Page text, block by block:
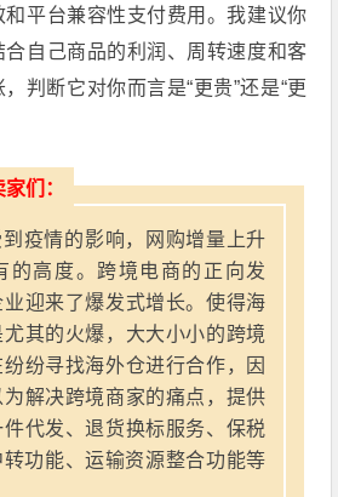
平台兼容性支付费用。我建议你
自己商品的利润、周转速度和客
判断它对你而言是“更贵”还是“更
们：
疫情的影响，网购增量上升
的高度。跨境电商的正向发
迎来了爆发式增长。使得海
其的火爆，大大小小的跨境
纷寻找海外仓进行合作，因
解决跨境商家的痛点，提供
代发、退货换标服务、保税
功能、运输资源整合功能等